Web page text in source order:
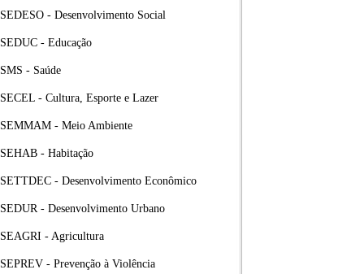
SEDESO - Desenvolvimento Social
SEDUC - Educação
SMS - Saúde
SECEL - Cultura, Esporte e Lazer
SEMMAM - Meio Ambiente
SEHAB - Habitação
SETTDEC - Desenvolvimento Econômico
SEDUR - Desenvolvimento Urbano
SEAGRI - Agricultura
SEPREV - Prevenção à Violência